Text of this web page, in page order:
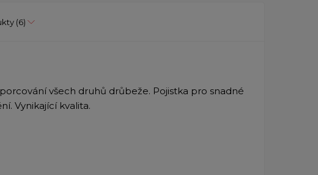
(6)
všech druhů drůbeže. Pojistka pro snadné
Vynikající kvalita.